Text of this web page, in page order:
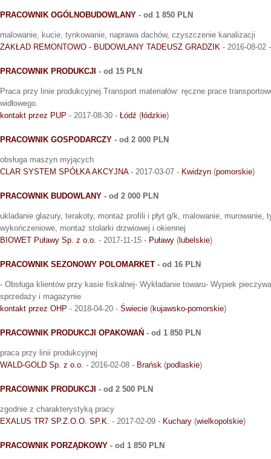
PRACOWNIK OGÓLNOBUDOWLANY - od 1 850 PLN
malowanie, kucie, tynkowanie, naprawa dachów, czyszczenie kanalizacji
ZAKŁAD REMONTOWO - BUDOWLANY TADEUSZ GRADZIK - 2016-08-02
PRACOWNIK PRODUKCJI - od 15 PLN
Praca przy linie produkcyjnej.Transport materiałów: ręczne prace
widłowego.
kontakt przez PUP - 2017-08-30 - Łódź (łódzkie)
PRACOWNIK GOSPODARCZY - od 2 000 PLN
obsługa maszyn myjących
CLAR SYSTEM SPÓŁKA AKCYJNA- 2017-03-07 - Kwidzyn (pomorskie)
PRACOWNIK BUDOWLANY - od 2 000 PLN
ukladanie glazury, terakoty, montaż profili i płyt g/k, malowanie, murowanie,
wykończeniowe, montaż stolarki drzwiowej i okiennej
BIOWET Puławy Sp. z o.o. - 2017-11-15 - Puławy ( lubelskie)
PRACOWNIK SEZONOWY POLOMARKET - od 16 PLN
- Obsługa klientów przy kasie fiskalnej- Wykładanie towaru- Wypiek
sprzedaży i magazynie
kontakt przez OHP - 2018-04-20 - Świecie (kujawsko-pomorskie)
PRACOWNIK PRODUKCJI OPAKOWAŃ - od 1 850 PLN
praca przy linii produkcyjnej
WALD-GOLD Sp. z o.o. - 2016-02-08 - Brańsk (podlaskie)
PRACOWNIK PRODUKCJI - od 2 500 PLN
zgodnie z charakterystyką pracy
EXALUS TR7 SP.Z.O.O. SP.K. - 2017-02-09 - Kuchary (wielkopolskie)
PRACOWNIK PORZĄDKOWY - od 1 850 PLN